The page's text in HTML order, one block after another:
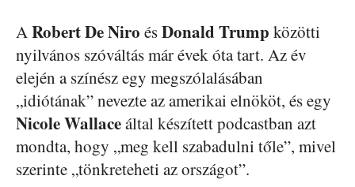
ARobert De Niro ésDonald Trump közötti
nyilvános szóváltás már évek óta tart. Az év
elején a színész egy megszólalásában
„idiótának” nevezte az amerikai elnököt, és egy
NicoleWallaceáltal készített podcastban azt
mondta, hogy „meg kell szabadulni tőle”, mivel
szerinte „tönkreteheti az országot”.